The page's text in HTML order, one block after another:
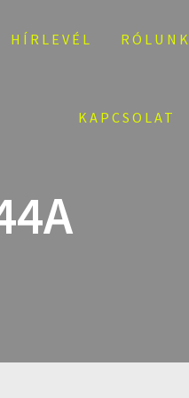
HÍRLEVÉL RÓLUNK
KAPCSOLAT